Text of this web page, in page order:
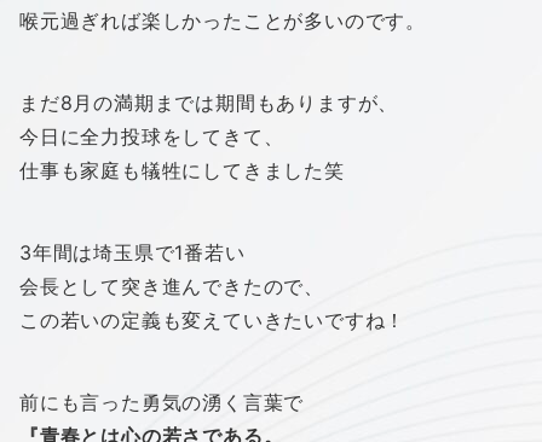
喉元過ぎれば楽しかったことが多いのです。
まだ8月の満期までは期間もありますが、
今日に全力投球をしてきて、
仕事も家庭も犠牲にしてきました笑
3年間は埼玉県で1番若い
会長として突き進んできたので、
この若いの定義も変えていきたいですね！
前にも言った勇気の湧く言葉で
『青春とは心の若さである。